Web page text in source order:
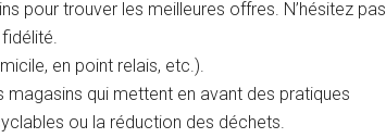
pour trouver les meilleures offres. N’hésitez pas
en point relais, etc.).
magasins qui mettent en avant des pratiques
ou la réduction des déchets.